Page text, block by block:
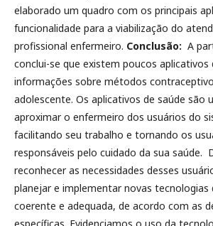
elaborado um quadro com os principais
funcionalidade para a viabilização do
profissional enfermeiro. Conclusão: A
conclui-se que existem poucos aplicativos
informações sobre métodos
adolescente. Os aplicativos de saúde são
aproximar o enfermeiro dos usuários do
facilitando seu trabalho e tornando os
responsáveis pelo cuidado da sua saúde.
reconhecer as necessidades desses
planejar e implementar novas tecnologias
coerente e adequada, de acordo com as